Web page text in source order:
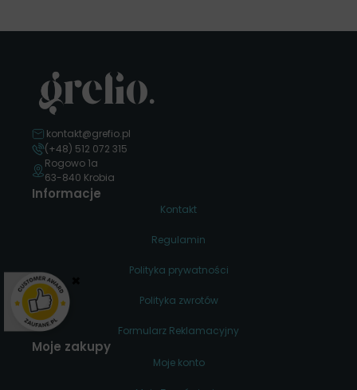
kontakt@grefio.pl
(+48) 512 072 315
Rogowo 1a
63-840 Krobia
Informacje
Kontakt
Regulamin
Polityka prywatności
Polityka zwrotów
Formularz Reklamacyjny
Moje zakupy
Moje konto